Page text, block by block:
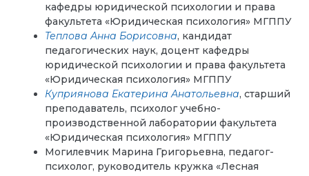
кафедры юридической психологии и права
факультета «Юридическая психология» МГППУ
Теплова Анна Борисовна, кандидат
педагогических наук, доцент кафедры
юридической психологии и права факультета
«Юридическая психология» МГППУ
Куприянова Екатерина Анатольевна, старший
преподаватель, психолог учебно-
производственной лаборатории факультета
«Юридическая психология» МГППУ
Могилевчик Марина Григорьевна, педагог-
психолог, руководитель кружка «Лесная